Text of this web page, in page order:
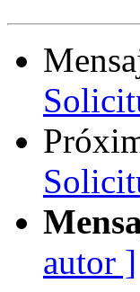
autor ]